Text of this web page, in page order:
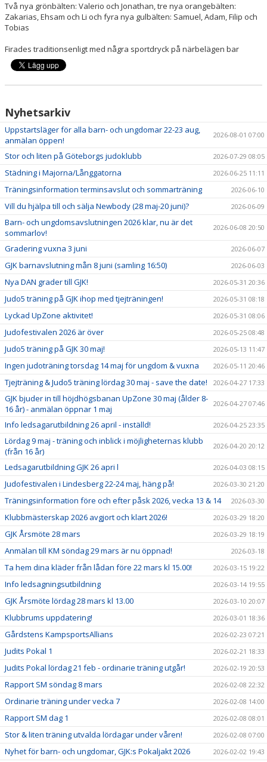
Två nya grönbälten: Valerio och Jonathan, tre nya orangebälten:
Zakarias, Ehsam och Li och fyra nya gulbälten: Samuel, Adam, Filip och
Tobias
Firades traditionsenligt med några sportdryck på närbelägen bar
Nyhetsarkiv
Uppstartsläger för alla barn- och ungdomar 22-23 aug,
anmälan öppen!
2026-08-01 07:00
Stor och liten på Göteborgs judoklubb 2026-07-29 08:05
Städning i Majorna/Långgatorna 2026-06-25 11:11
Träningsinformation terminsavslut och sommarträning 2026-06-10
Vill du hjälpa till och sälja Newbody (28 maj-20 juni)? 2026-06-09
Barn- och ungdomsavslutningen 2026 klar, nu är det
sommarlov!
2026-06-08 20:50
Gradering vuxna 3 juni 2026-06-07
GJK barnavslutning mån 8 juni (samling 16:50) 2026-06-03
Nya DAN grader till GJK! 2026-05-31 20:36
Judo5 träning på GJK ihop med tjejträningen! 2026-05-31 08:18
Lyckad UpZone aktivitet! 2026-05-31 08:06
Judofestivalen 2026 är över 2026-05-25 08:48
Judo5 träning på GJK 30 maj! 2026-05-13 11:47
Ingen judoträning torsdag 14 maj för ungdom & vuxna 2026-05-11 20:46
Tjejträning & Judo5 träning lördag 30 maj - save the date! 2026-04-27 17:33
GJK bjuder in till höjdhögsbanan UpZone 30 maj (ålder 8-
16 år) - anmälan öppnar 1 maj
2026-04-27 07:46
Info ledsagarutbildning 26 april - inställd! 2026-04-25 23:35
Lördag 9 maj - träning och inblick i möjligheternas klubb
(från 16 år)
2026-04-20 20:12
Ledsagarutbildning GJK 26 apri l 2026-04-03 08:15
Judofestivalen i Lindesberg 22-24 maj, häng på! 2026-03-30 21:20
Träningsinformation före och efter påsk 2026, vecka 13 & 14 2026-03-30
Klubbmästerskap 2026 avgjort och klart 2026! 2026-03-29 18:20
GJK Årsmöte 28 mars 2026-03-29 18:19
Anmälan till KM söndag 29 mars är nu öppnad! 2026-03-18
Ta hem dina kläder från lådan före 22 mars kl 15.00! 2026-03-15 19:22
Info ledsagningsutbildning 2026-03-14 19:55
GJK Årsmöte lördag 28 mars kl 13.00 2026-03-10 20:07
Klubbrums uppdatering! 2026-03-01 18:36
Gårdstens KampsportsAllians 2026-02-23 07:21
Judits Pokal 1 2026-02-21 18:33
Judits Pokal lördag 21 feb - ordinarie träning utgår! 2026-02-19 20:53
Rapport SM söndag 8 mars 2026-02-08 22:32
Ordinarie träning under vecka 7 2026-02-08 14:00
Rapport SM dag 1 2026-02-08 08:01
Stor & liten träning utvalda lördagar under våren! 2026-02-08 07:00
Nyhet för barn- och ungdomar, GJK:s Pokaljakt 2026 2026-02-02 19:43